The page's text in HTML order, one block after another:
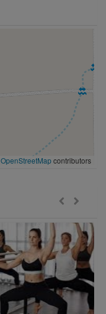
OpenStreetMapcontributors